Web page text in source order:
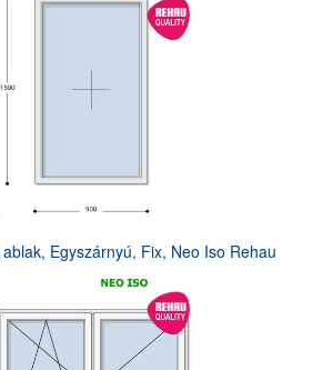
Egyszárnyú, Fix, Neo Iso Rehau